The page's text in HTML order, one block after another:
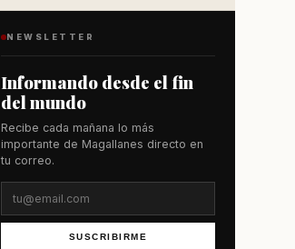
NEWSLETTER
Informando desde el fin
del mundo
Recibe cada mañana lo más
importante de Magallanes directo en
tu correo.
SUSCRIBIRME